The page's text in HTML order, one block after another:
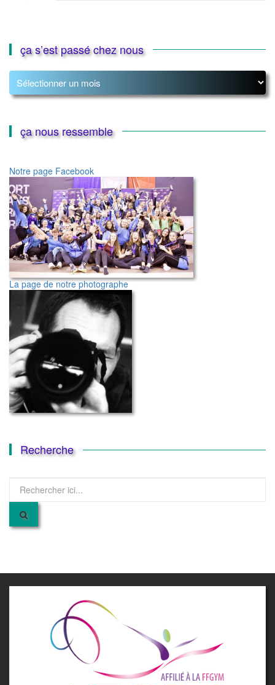
ça s’est passé chez nous
ça
s’est
passé
nousça nous ressemble
Notre page Facebook
La page de notre photographe
Recherche
pour